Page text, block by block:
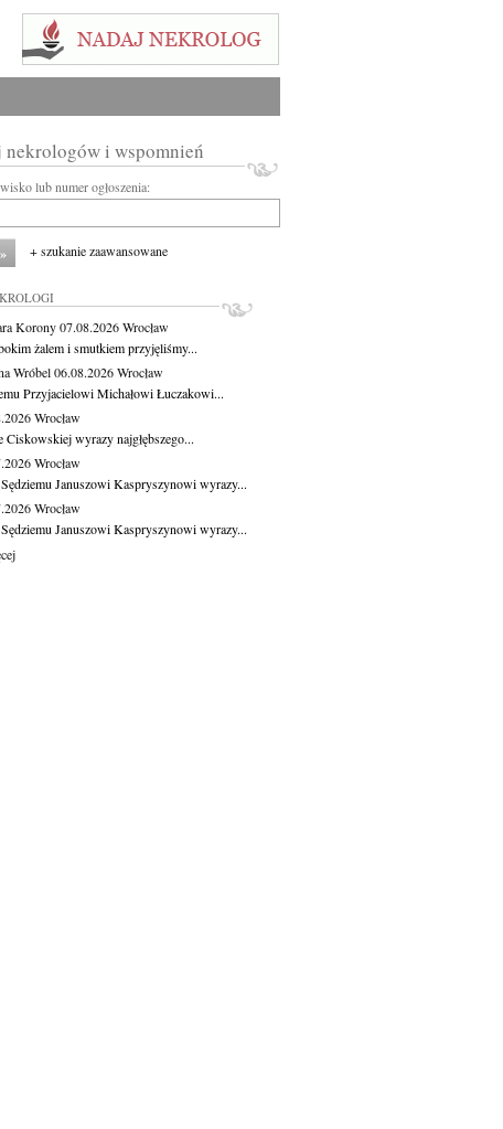
nekrologów i wspomnień
lub numer ogłoszenia:
+ szukanie zaawansowane
Korony07.08.2026Wrocław
żalem i smutkiem przyjęliśmy...
Wróbel06.08.2026Wrocław
Przyjacielowi Michałowi Łuczakowi...
Wrocław
Ciskowskiej wyrazy najgłębszego...
Wrocław
Januszowi Kaspryszynowi wyrazy...
Wrocław
Januszowi Kaspryszynowi wyrazy...